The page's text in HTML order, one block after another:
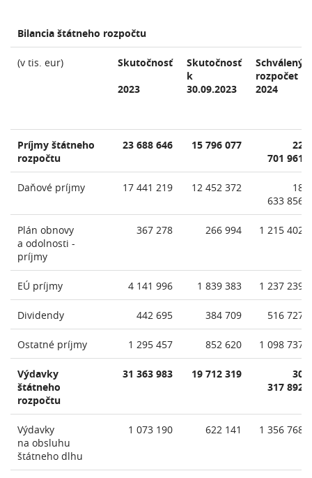
Bilancia štátneho rozpočtu
(v tis. eur)
Skutočnosť
2023
Skutočnosť
k
30.09.2023
Schválený
rozpočet
2024
Príjmy štátneho
rozpočtu
23 688 646 15 796 077
22
701 961
Daňové príjmy 17 441 219 12 452 372
18
633 856
Plán obnovy
a odolnosti -
príjmy
367 278 266 994 1 215 402
EÚ príjmy 4 141 996 1 839 383 1 237 239
Dividendy 442 695 384 709 516 727
Ostatné príjmy 1 295 457 852 620 1 098 737
Výdavky
štátneho
rozpočtu
31 363 983 19 712 319
30
317 892
Výdavky
na obsluhu
štátneho dlhu
1 073 190 622 141 1 356 768